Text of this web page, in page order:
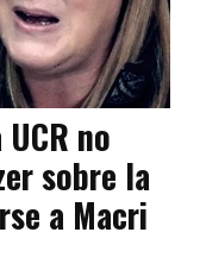
no
sobre la
a Macri